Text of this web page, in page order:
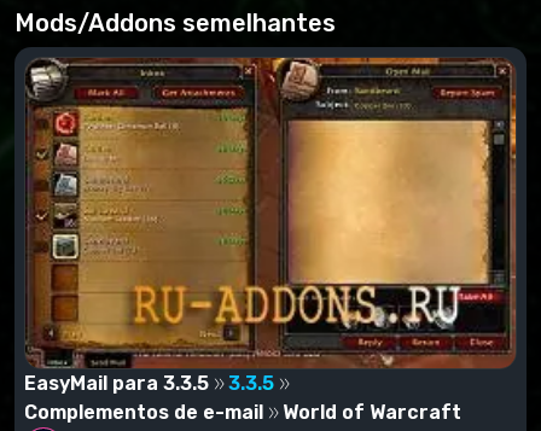
Mods/Addons semelhantes
EasyMail para 3.3.5
3.3.5
Complementos de e-mail
World of Warcraft